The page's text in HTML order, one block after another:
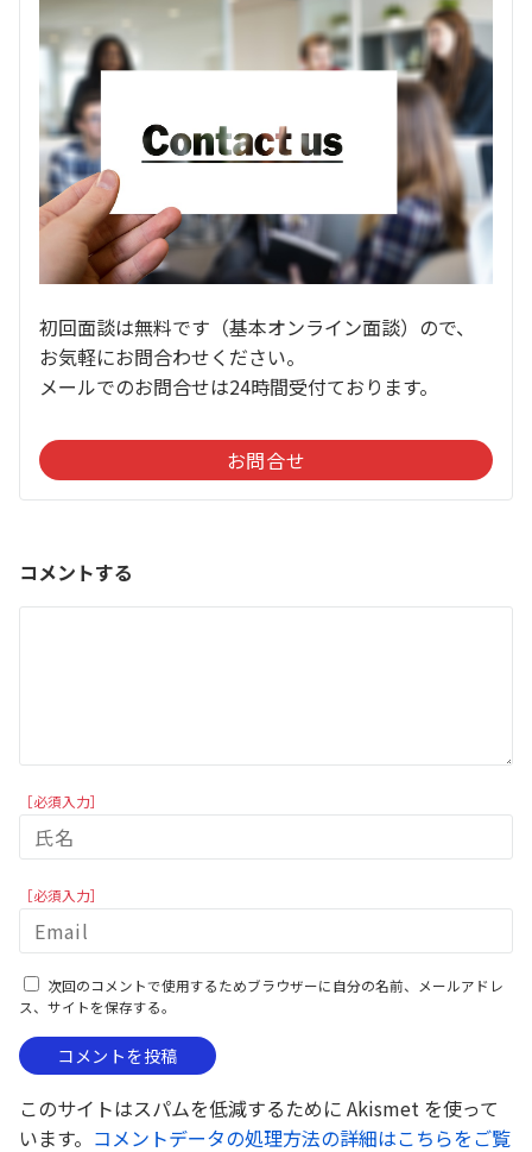
初回面談は無料です（基本オンライン面談）ので、
お気軽にお問合わせください。
メールでのお問合せは24時間受付ております。
お問合せ
コメントする
［必須入力］
［必須入力］
次回のコメントで使用するためブラウザーに自分の名前、メールアドレ
ス、サイトを保存する。
このサイトはスパムを低減するために Akismet を使って
います。 コメントデータの処理方法の詳細はこちらをご覧